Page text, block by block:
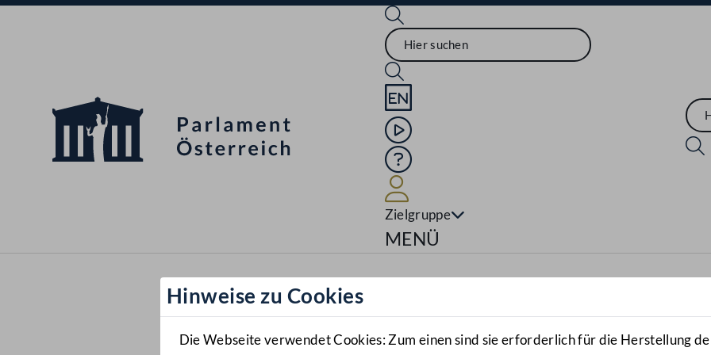
Sprache English
Mediathek
Hilfe
Zielgruppe
Navigationsmenü öffnen
MENÜ
Hinweise zu Cookies
Die Webseite verwendet Cookies: Zum einen sind sie erforderlich für die Herstellung